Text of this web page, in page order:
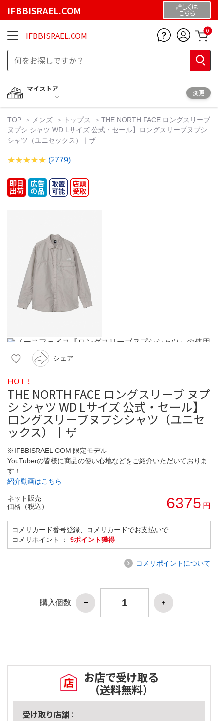
IFBBISRAEL.COM 詳しくは
こちら
IFBBISRAEL.COM 0
マイストア
変更
TOP メンズ トップス
THE NORTH FACE ロングスリーブ
ヌプシ シャツ WD Lサイズ 公式・セール】ロングスリーブヌプシ
シャツ（ユニセックス）｜ザ
(2779)
シェア
HOT !
THE NORTH FACE ロングスリーブ ヌプ
シ シャツ WD Lサイズ 公式・セール】
ロングスリーブヌプシシャツ（ユニセ
ックス）｜ザ
※IFBBISRAEL.COM 限定モデル
YouTuberの皆様に商品の使い心地などをご紹介いただいておりま
す！
紹介動画はこちら
ネット販売
価格（税込）
6375 円
コメリカード番号登録、コメリカードでお支払いで
コメリポイント ： 9ポイント獲得
コメリポイントについて
購入個数
お店で受け取る
（送料無料）
受け取り店舗：